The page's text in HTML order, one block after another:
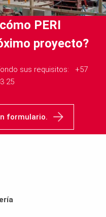
PERI
proyecto?
sus requisitos: ​​​​​​​ +57
25
formulario.